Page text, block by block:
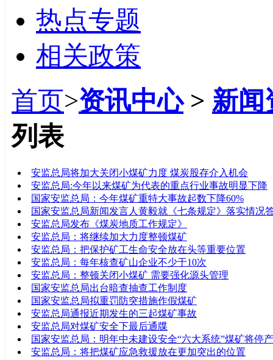
热点专题
相关政策
首页>资讯中心> 新闻
列表
安监总局将加大关闭小煤矿力度 煤炭股存介入机会
安监总局:今年以来煤矿为代表的重点行业事故明显下降
国家安监总局：今年煤矿重特大事故起数下降60%
国家安监总局新闻发言人黄毅就《七条规定》落实情况
安监总局发布《煤炭地质工作规定》
安监总局：将继续加大力度整顿煤矿
安监总局：把保护矿工生命安全放在头等重要位置
安监总局：每年核查矿山企业不少于10次
安监总局：整顿关闭小煤矿 需要强化源头管理
国家安监总局出台暗查抽查工作制度
国家安监总局拟重罚防突措施作假煤矿
安监总局通报近期发生的三起煤矿事故
安监总局对煤矿安全下最后通牒
国家安监总局：明年中未建设安全“六大系统”煤矿将停产
安监总局：将把煤矿应急救援放在更加突出的位置